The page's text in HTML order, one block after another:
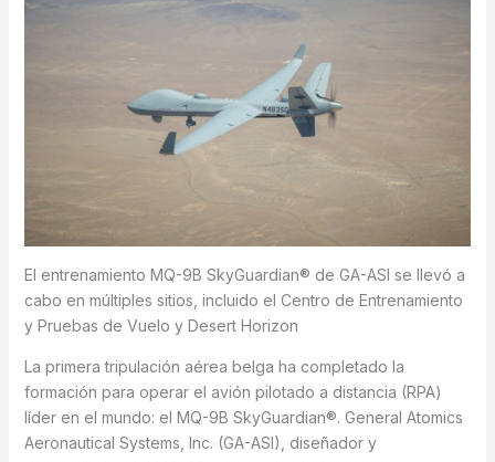
El entrenamiento MQ-9B SkyGuardian® de GA-ASI se llevó a
cabo en múltiples sitios, incluido el Centro de Entrenamiento
y Pruebas de Vuelo y Desert Horizon
La primera tripulación aérea belga ha completado la
formación para operar el avión pilotado a distancia (RPA)
líder en el mundo: el MQ-9B SkyGuardian®. General Atomics
Aeronautical Systems, Inc. (GA-ASI), diseñador y